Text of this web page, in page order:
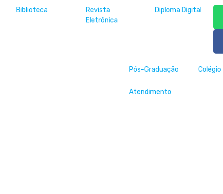
Biblioteca
Revista
Eletrônica
Diploma Digital
Pós-Graduação Colégio
Atendimento